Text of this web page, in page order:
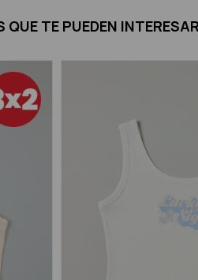
QUE TE PUEDEN INTERESAR